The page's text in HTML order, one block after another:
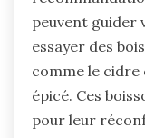
peuvent guider
essayer des
comme le cidre
épicé. Ces
pour leur